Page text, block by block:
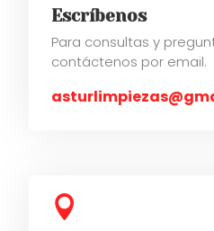
Escríbenos
Para consultas y
contáctenos por email.
